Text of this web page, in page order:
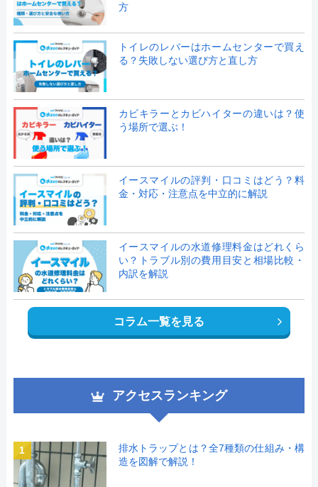
方
トイレのレバーはホームセンターで買え
る？失敗しない選び方と直し方
カビキラーとカビハイターの違いは？使
う場所で選ぶ！
イースマイルの評判・口コミはどう？料
金・対応・注意点を中立的に解説
イースマイルの水道修理料金はどれくら
い？トラブル別の費用目安と相場比較・
内訳を解説
コラム一覧を見る
アクセスランキング
1
排水トラップとは？全7種類の仕組み・構
造を図解で解説！